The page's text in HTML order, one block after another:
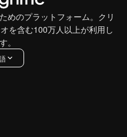
めのプラットフォーム。クリ
を含む100万人以上が利用し
。